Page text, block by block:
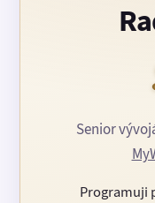
Senior
Programuji